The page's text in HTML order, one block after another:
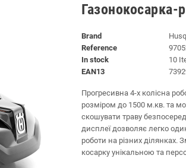
Газонокосарка-
Brand
Reference
In stock
10
EAN13
Прогресивна 4-х колісна
розміром до 1500 м.кв. та
скошувати траву
дисплеї дозволяє легко
роботи на різних ділянках.
косарку унікальною та